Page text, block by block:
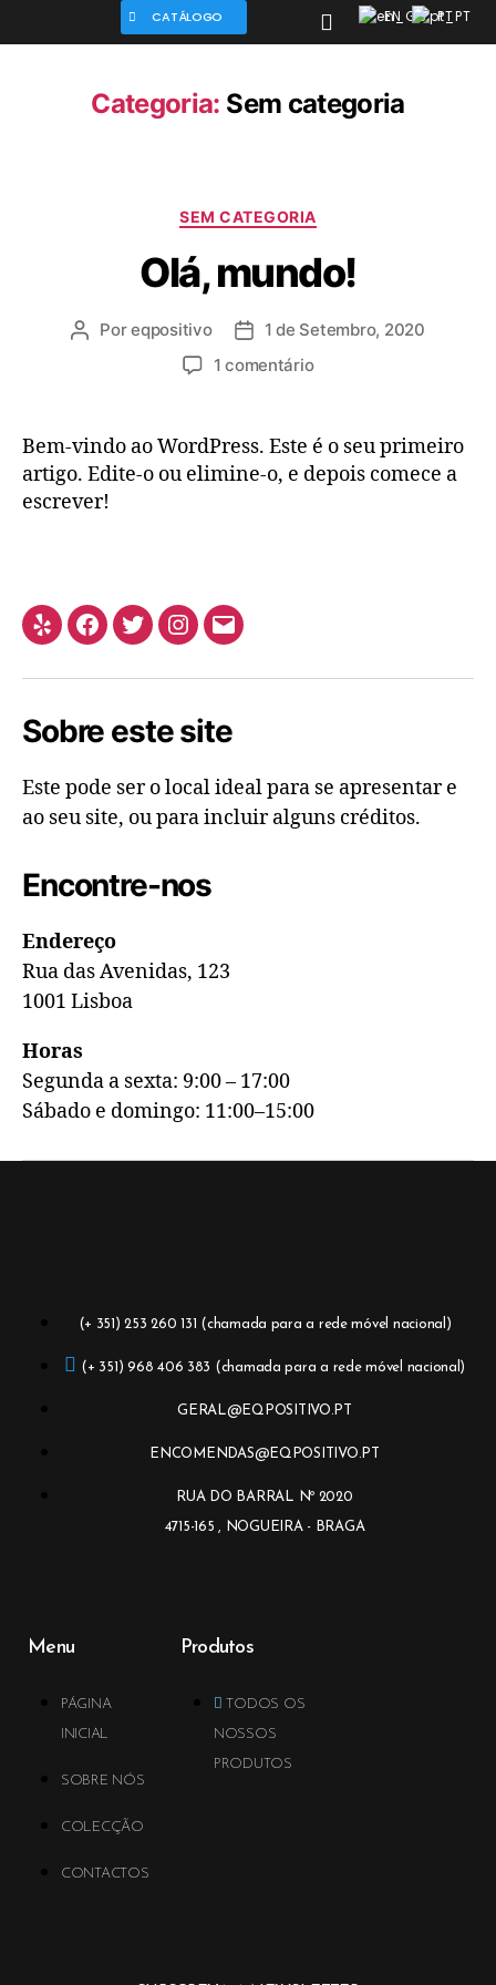
CATÁLOGO EN PT
Categoria: Sem categoria
SEM CATEGORIA
Olá, mundo!
Poreqpositivo
1 de Setembro, 2020
1 comentário
Bem-vindo ao WordPress. Este é o seu primeiro
artigo. Edite-o ou elimine-o, e depois comece a
escrever!
Sobre este site
Este pode ser o local ideal para se apresentar e
ao seu site, ou para incluir alguns créditos.
Encontre-nos
Endereço
Rua das Avenidas, 123
1001 Lisboa
Horas
Segunda a sexta: 9:00 – 17:00
Sábado e domingo: 11:00–15:00
(+ 351) 253 260 131 (chamada para a rede móvel nacional)
(+ 351) 968 406 383 (chamada para a rede móvel nacional)
GERAL@EQPOSITIVO.PT
ENCOMENDAS@EQPOSITIVO.PT
RUA DO BARRAL Nº 2020
4715-165 , NOGUEIRA - BRAGA
Menu
PÁGINA
INICIAL
SOBRE NÓS
COLECÇÃO
CONTACTOS
Produtos
TODOS OS
NOSSOS
PRODUTOS